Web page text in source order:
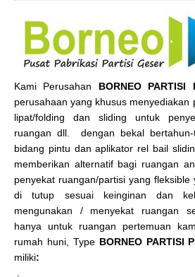
Kami Perusahan BORNEO PARTISI
perusahaan yang khusus menyediakan
lipat/folding dan sliding untuk
ruangan dll. dengan bekal
bidang pintu dan aplikator rel bail
memberikan alternatif bagi ruangan
penyekat ruangan/partisi yang
di tutup sesuai keinginan dan
mengunakan / menyekat ruangan
hanya untuk ruangan pertemuan
rumah huni, Type BORNEO PARTISI
miliki: